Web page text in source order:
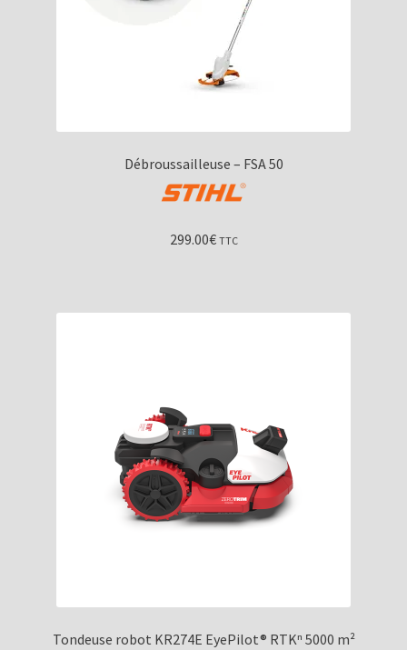
Débroussailleuse – FSA 50
299.00€ TTC
Tondeuse robot KR274E EyePilot® RTKⁿ 5000 m²